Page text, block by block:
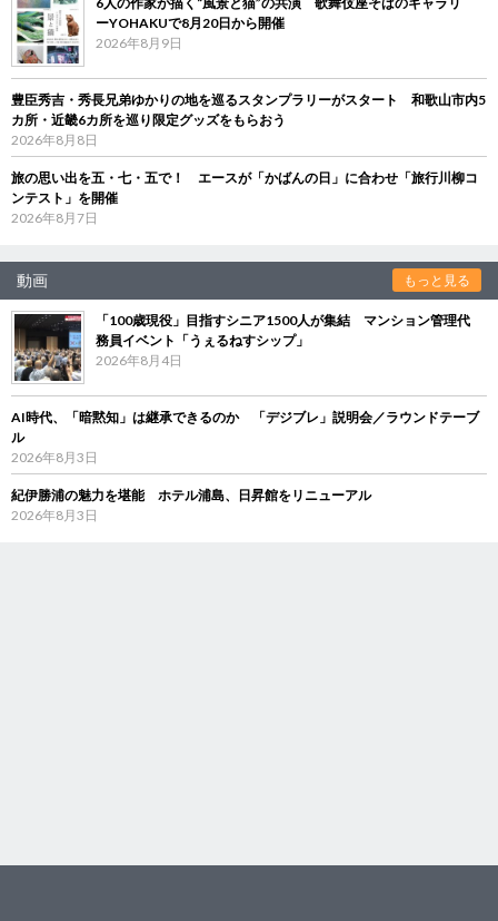
ーYOHAKUで8月20日から開催
2026年8月9日
豊臣秀吉・秀長兄弟ゆかりの地を巡るスタンプラリーがスタート 和歌山市内5
カ所・近畿6カ所を巡り限定グッズをもらおう
2026年8月8日
旅の思い出を五・七・五で！ エースが「かばんの日」に合わせ「旅行川柳コ
ンテスト」を開催
2026年8月7日
動画 もっと見る
「100歳現役」目指すシニア1500人が集結 マンション管理代
務員イベント「うぇるねすシップ」
2026年8月4日
AI時代、「暗黙知」は継承できるのか 「デジブレ」説明会／ラウンドテーブ
ル
2026年8月3日
紀伊勝浦の魅力を堪能 ホテル浦島、日昇館をリニューアル
2026年8月3日